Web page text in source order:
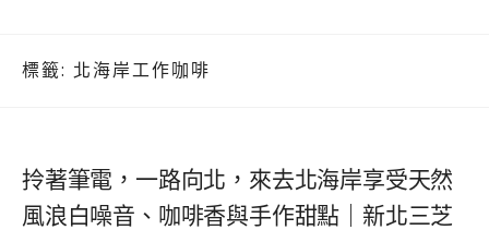
標籤: 北海岸工作咖啡
拎著筆電，一路向北，來去北海岸享受天然
風浪白噪音、咖啡香與手作甜點｜新北三芝